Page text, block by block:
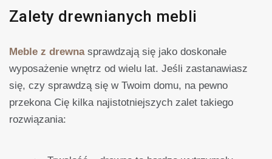
Zalety drewnianych mebli
Meble z drewnasprawdzają się jako doskonałe
wyposażenie wnętrz od wielu lat. Jeśli zastanawiasz
się, czy sprawdzą się w Twoim domu, na pewno
przekona Cię kilka najistotniejszych zalet takiego
rozwiązania: